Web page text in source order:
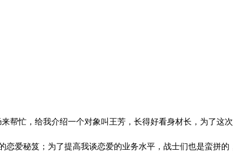
忙，给我介绍一个对象叫王芳，长得好看身材长，为了这
爱秘笈；为了提高我谈恋爱的业务水平，战士们也是蛮拼